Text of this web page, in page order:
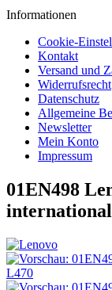
Informationen
Cookie-
Kontakt
Versand und
Widerrufsrecht
Datenschutz
Allgemeine
Newsletter
Mein Konto
Impressum
01EN498